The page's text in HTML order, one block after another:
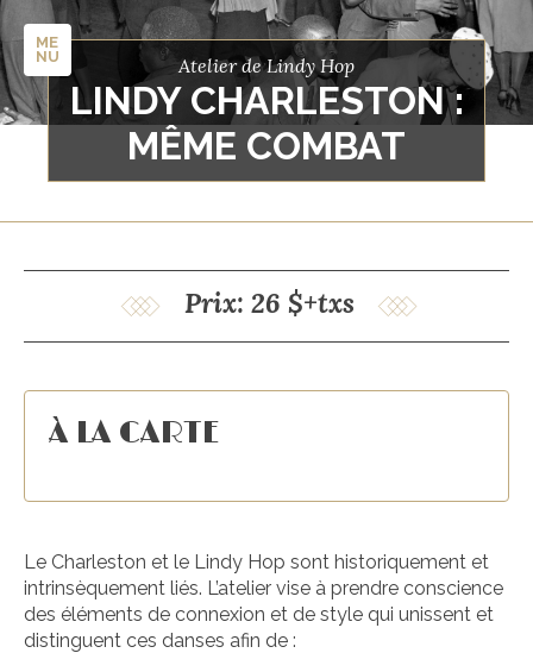
ME
NU
Atelier de Lindy Hop
LINDY CHARLESTON :
MÊME COMBAT
Prix: 26 $+txs
À LA CARTE
Le Charleston et le Lindy Hop sont historiquement et
intrinsèquement liés. L’atelier vise à prendre conscience
des éléments de connexion et de style qui unissent et
distinguent ces danses afin de :